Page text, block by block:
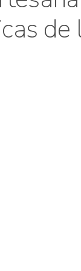
de